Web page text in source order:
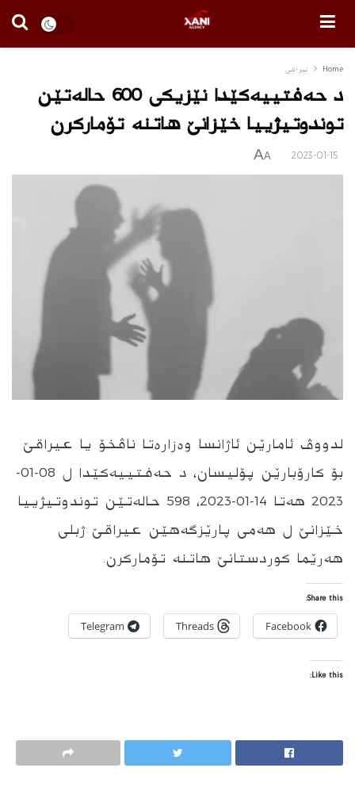
Home ئیراقی
د حەفتییەكێدا نێزیكی 600 حالەتێن
توندوتیژییا خێزانێ هاتنە تۆماركرن
2023-01-15
A
A
لدووڤ ئامارێن ئاژانسا وەزارەتا ناڤخۆ یا عیراقێ
بۆ كارۆبارێن پۆلیسان، د حەفتییەكێدا ل 08-01-
2023 هەتا 14-01-2023، 598 حالەتێن توندوتیژییا
خێزانێ ل هەمی پارێزگەهێن عیراقێ ژبلی
هەرێما كوردستانێ هاتنە تۆماركرن.
Share this:
Facebook
Threads
Telegram
Like this: